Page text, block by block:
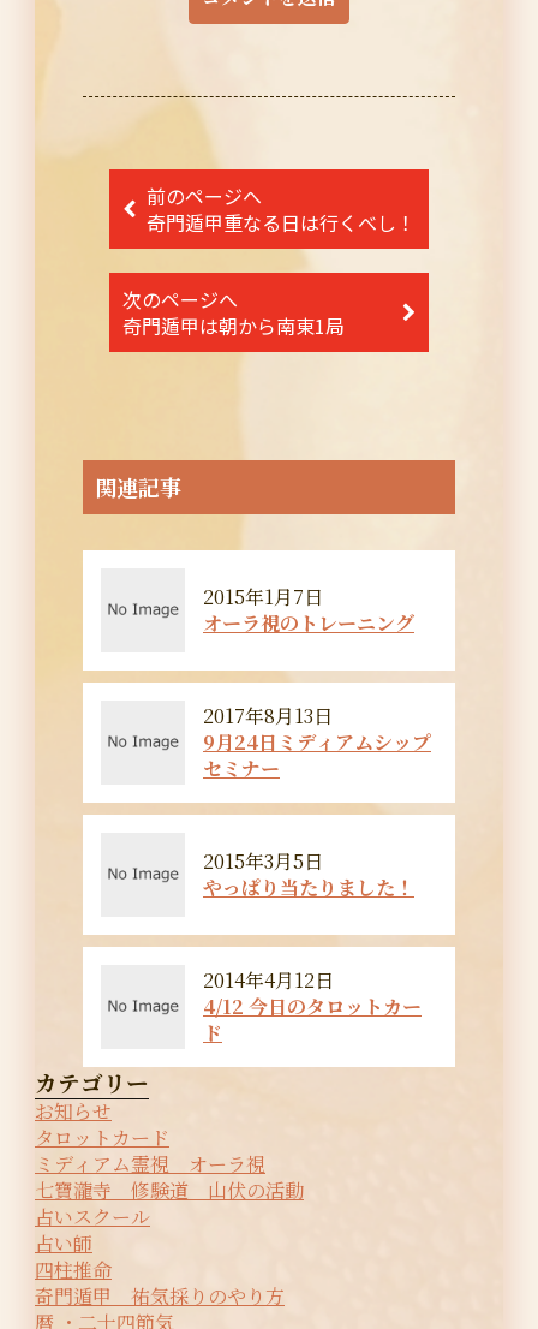
稿
ナ
ビ
ゲ
ョ
ン
前のページへ
奇門遁甲重なる日は行くべし！
次のページへ
奇門遁甲は朝から南東1局
関連記事
2015年1月7日
オーラ視のトレーニング
2017年8月13日
9月24日ミディアムシップ
セミナー
2015年3月5日
やっぱり当たりました！
2014年4月12日
4/12 今日のタロットカー
ド
カテゴリー
お知らせ
タロットカード
ミディアム霊視 オーラ視
七寶瀧寺 修験道 山伏の活動
占いスクール
占い師
四柱推命
奇門遁甲 祐気採りのやり方
暦 ・二十四節気